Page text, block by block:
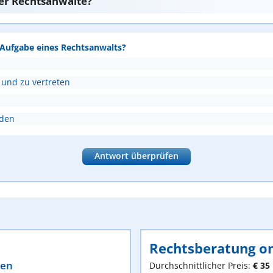
eines Rechtsanwalts?
zu vertreten
Antwort überprüfen
Rechtsberatung
Durchschnittlicher Preis: € 35